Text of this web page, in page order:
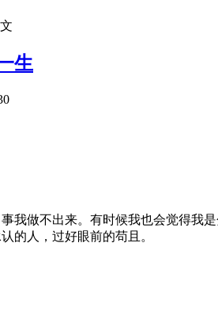
生
我做不出来。有时候我也会觉得我
的人，过好眼前的苟且。